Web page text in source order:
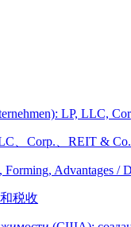
、Corp.、REIT & Co.
税收